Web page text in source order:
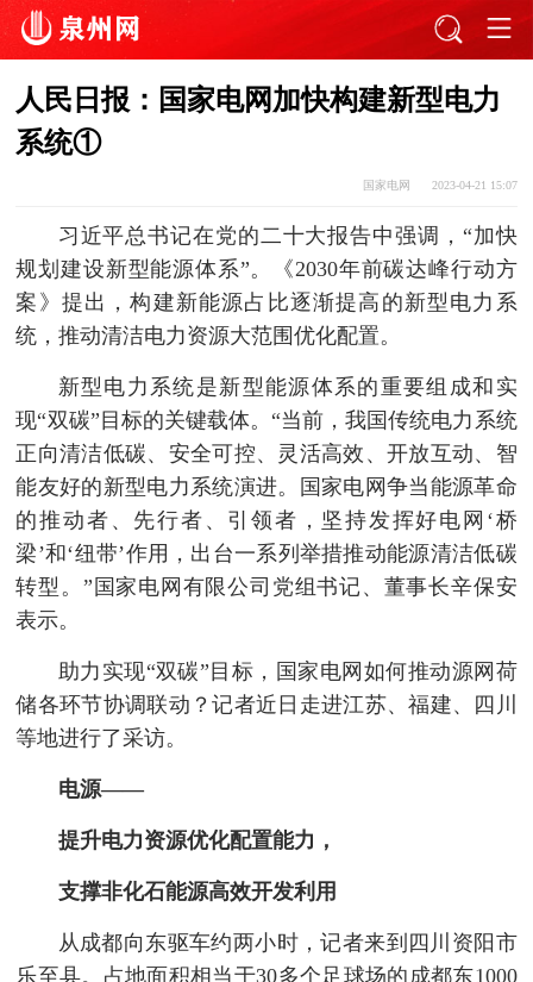
人民日报：国家电网加快构建新型电力
系统①
国家电网 2023-04-21 15:07
习近平总书记在党的二十大报告中强调，“加快
规划建设新型能源体系”。《2030年前碳达峰行动方
案》提出，构建新能源占比逐渐提高的新型电力系
统，推动清洁电力资源大范围优化配置。
新型电力系统是新型能源体系的重要组成和实
现“双碳”目标的关键载体。“当前，我国传统电力系统
正向清洁低碳、安全可控、灵活高效、开放互动、智
能友好的新型电力系统演进。国家电网争当能源革命
的推动者、先行者、引领者，坚持发挥好电网‘桥
梁’和‘纽带’作用，出台一系列举措推动能源清洁低碳
转型。”国家电网有限公司党组书记、董事长辛保安
表示。
助力实现“双碳”目标，国家电网如何推动源网荷
储各环节协调联动？记者近日走进江苏、福建、四川
等地进行了采访。
电源——
提升电力资源优化配置能力，
支撑非化石能源高效开发利用
从成都向东驱车约两小时，记者来到四川资阳市
乐至县。占地面积相当于30多个足球场的成都东1000